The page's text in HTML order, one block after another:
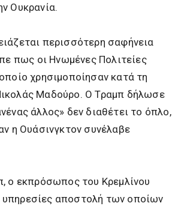
Ουκρανία.
περισσότερη σαφήνεια
πως οι Ηνωμένες Πολιτείες
χρησιμοποίησαν κατά τη
Μαδούρο. Ο Τραμπ δήλωσε
άλλος» δεν διαθέτει το όπλο,
η Ουάσινγκτον συνέλαβε
ο εκπρόσωπος του Κρεμλίνου
αποστολή των οποίων